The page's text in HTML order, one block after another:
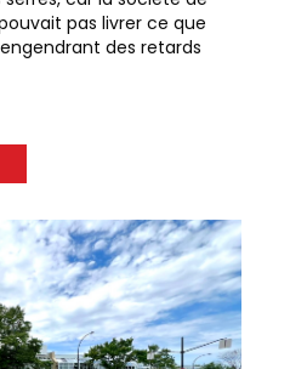
pas livrer ce que
des retards